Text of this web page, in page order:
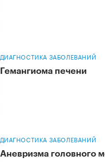
ДИАГНОСТИКА ЗАБОЛЕВАНИЙ
Гемангиома печени
ДИАГНОСТИКА ЗАБОЛЕВАНИЙ
Аневризма головного